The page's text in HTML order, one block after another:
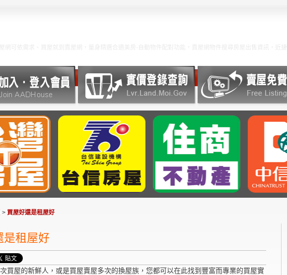
> 買屋好還是租屋好
是租屋好
買屋的新鮮人，或是買屋賣屋多次的換屋族，您都可以在此找到豐富而專業的買屋實